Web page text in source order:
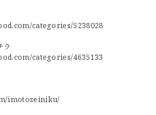
categories/5238028
ラ
categories/4635133
imotoseiniku/